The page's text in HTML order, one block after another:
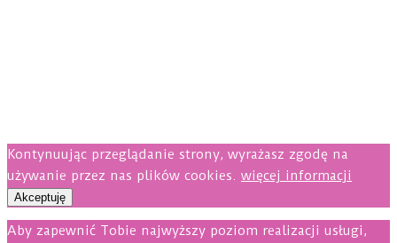
Kontynuując przeglądanie strony, wyrażasz zgodę na
używanie przez nas plików cookies. więcej informacji
Akceptuję
Aby zapewnić Tobie najwyższy poziom realizacji usługi,